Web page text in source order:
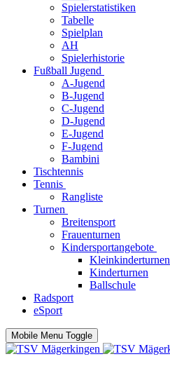
Spielerstatistiken
Tabelle
Spielplan
AH
Spielerhistorie
Fußball Jugend
A-Jugend
B-Jugend
C-Jugend
D-Jugend
E-Jugend
F-Jugend
Bambini
Tischtennis
Tennis
Rangliste
Turnen
Breitensport
Frauenturnen
Kindersportangebote
Kleinkinderturnen
Kinderturnen
Ballschule
Radsport
eSport
Mobile Menu Toggle